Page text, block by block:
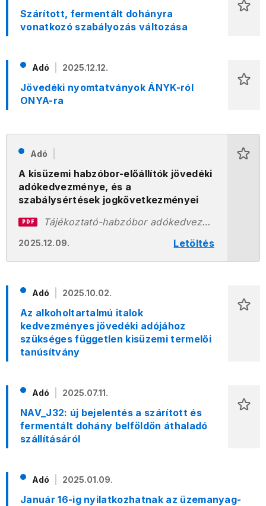
Szárított, fermentált dohányra
vonatkozó szabályozás változása
Adó 2025.12.12.
Jövedéki nyomtatványok ÁNYK-ról
ONYA-ra
Adó
A kisüzemi habzóbor-előállítók jövedéki
adókedvezménye, és a
szabálysértések jogkövetkezményei
2025.12.09. Letöltés
PDF Tájékoztató-habzóbor adókedvezmény- jogkövetkezmények_kihelyezésre.pdf
Adó 2025.10.02.
Az alkoholtartalmú italok
kedvezményes jövedéki adójához
szükséges független kisüzemi termelői
tanúsítvány
Adó 2025.07.11.
NAV_J32: új bejelentés a szárított és
fermentált dohány belföldön áthaladó
szállításáról
Adó 2025.01.09.
Január 16-ig nyilatkozhatnak az üzemanyag-